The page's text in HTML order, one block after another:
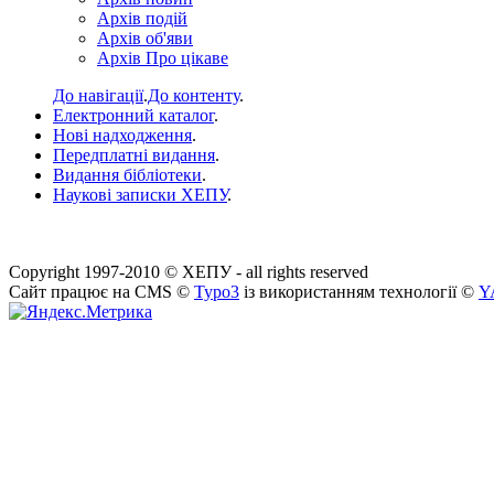
Архів подій
Архів об'яви
Архів Про цікаве
До навігації.До контенту.
Електронний каталог.
Нові надходження.
Передплатні видання.
Видання бібліотеки.
Наукові записки ХЕПУ.
Copyright 1997-2010 © ХЕПУ - all rights reserved
Сайт працює на CMS © Typo3 із використанням технології ©